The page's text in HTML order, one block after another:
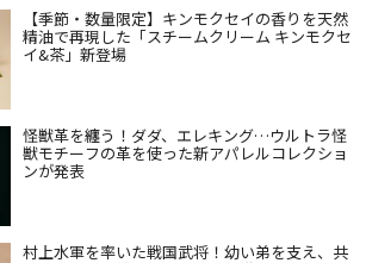
【季節・数量限定】キンモクセイの香りを天然
精油で再現した「スチームクリーム キンモクセ
イ&茶」新登場
怪獣革を纏う！ダダ、エレキング…ウルトラ怪
獣モチーフの革を使った新アパレルコレクショ
ンが発表
村上水軍を率いた戦国武将！幼い弟を支え、共